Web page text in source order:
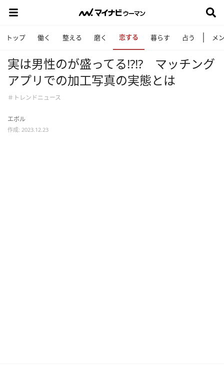
トップ 働く 整える 磨く 恋する 暮らす 占う メ
実は男性のが盛ってる!?!? マッチング
アプリでの加工写真の実態とは
＃トレンドニュース
エボル
作成: 2023.12.23